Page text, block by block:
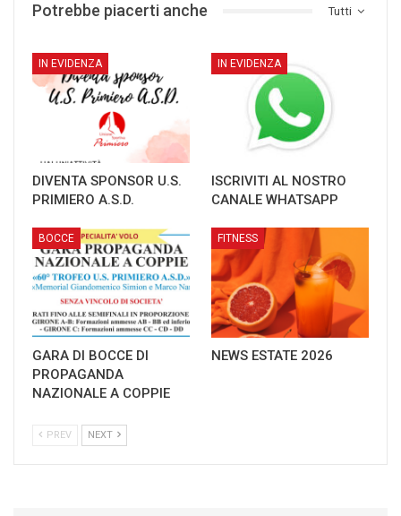
Tutti
Potrebbe piacerti anche
IN EVIDENZA
DIVENTA SPONSOR U.S.
PRIMIERO A.S.D.
IN EVIDENZA
ISCRIVITI AL NOSTRO
CANALE WHATSAPP
BOCCE
GARA DI BOCCE DI
PROPAGANDA
NAZIONALE A COPPIE
FITNESS
NEWS ESTATE 2026
PREV NEXT